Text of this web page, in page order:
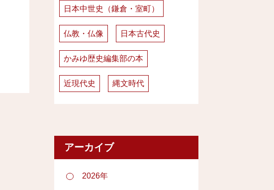
日本中世史（鎌倉・室町）
仏教・仏像 日本古代史
かみゆ歴史編集部の本
近現代史 縄文時代
アーカイブ
2026年